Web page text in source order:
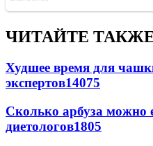
ЧИТАЙТЕ
Худшее время для
экспертов14075
Сколько арбуза можно
диетологов1805